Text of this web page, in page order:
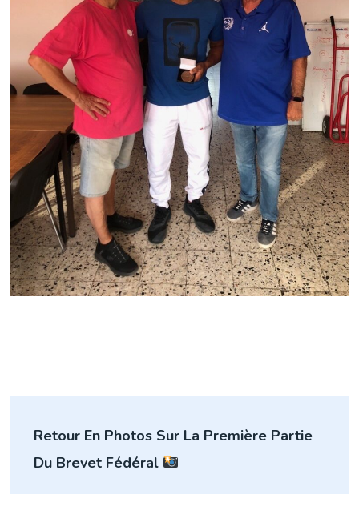
de
l’article
Retour En Photos Sur La Première Partie
Du Brevet Fédéral